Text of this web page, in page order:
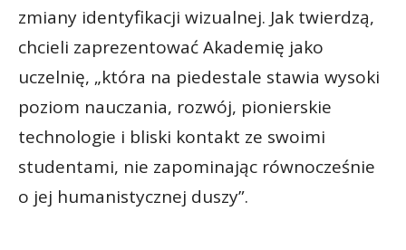
zmiany identyfikacji wizualnej. Jak twierdzą,
chcieli zaprezentować Akademię jako
uczelnię, „która na piedestale stawia wysoki
poziom nauczania, rozwój, pionierskie
technologie i bliski kontakt ze swoimi
studentami, nie zapominając równocześnie
o jej humanistycznej duszy”.